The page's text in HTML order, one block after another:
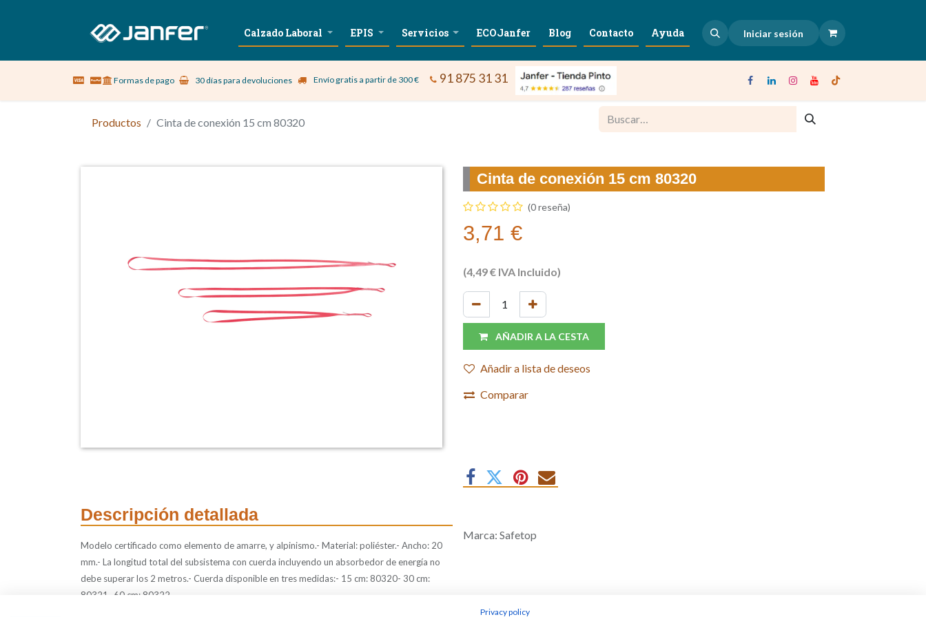
Sobre nosotros Vestuario Laboral Calzado Laboral EPIS Servicios ECOJanfer Blog Contacto Ayuda Iniciar sesión
Formas de pago 30 días para devoluciones Envío gratis a partir de 300 € 91 875 31 31
Productos Cinta de conexión 15 cm 80320
Cinta de conexión 15 cm 80320
(0 reseña)
3,71 €
(4,49€ IVA Incluido)
AÑADIR A LA CESTA
Añadir a lista de deseos
Comparar
Descripción detallada
Modelo certificado como elemento de amarre, y alpinismo.- Material: poliéster.- Ancho: 20
mm.- La longitud total del subsistema con cuerda incluyendo un absorbedor de energía no
debe superar los 2 metros.- Cuerda disponible en tres medidas:- 15 cm: 80320- 30 cm:
80321- 60 cm: 80322
Marca: Safetop
Privacy policy